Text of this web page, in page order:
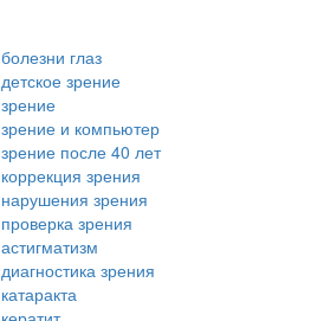
болезни глаз
детское зрение
зрение
зрение и компьютер
зрение после 40 лет
коррекция зрения
нарушения зрения
проверка зрения
астигматизм
диагностика зрения
катаракта